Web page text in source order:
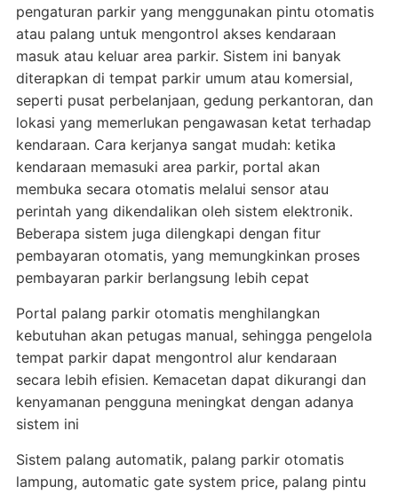
pengaturan parkir yang menggunakan pintu otomatis
atau palang untuk mengontrol akses kendaraan
masuk atau keluar area parkir. Sistem ini banyak
diterapkan di tempat parkir umum atau komersial,
seperti pusat perbelanjaan, gedung perkantoran, dan
lokasi yang memerlukan pengawasan ketat terhadap
kendaraan. Cara kerjanya sangat mudah: ketika
kendaraan memasuki area parkir, portal akan
membuka secara otomatis melalui sensor atau
perintah yang dikendalikan oleh sistem elektronik.
Beberapa sistem juga dilengkapi dengan fitur
pembayaran otomatis, yang memungkinkan proses
pembayaran parkir berlangsung lebih cepat
Portal palang parkir otomatis menghilangkan
kebutuhan akan petugas manual, sehingga pengelola
tempat parkir dapat mengontrol alur kendaraan
secara lebih efisien. Kemacetan dapat dikurangi dan
kenyamanan pengguna meningkat dengan adanya
sistem ini
Sistem palang automatik, palang parkir otomatis
lampung, automatic gate system price, palang pintu